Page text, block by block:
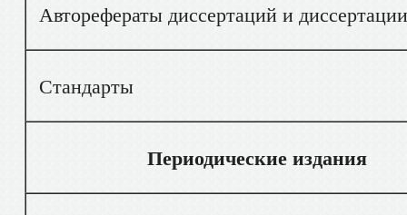
Авторефераты диссертаций и
Стандарты
Периодические издания